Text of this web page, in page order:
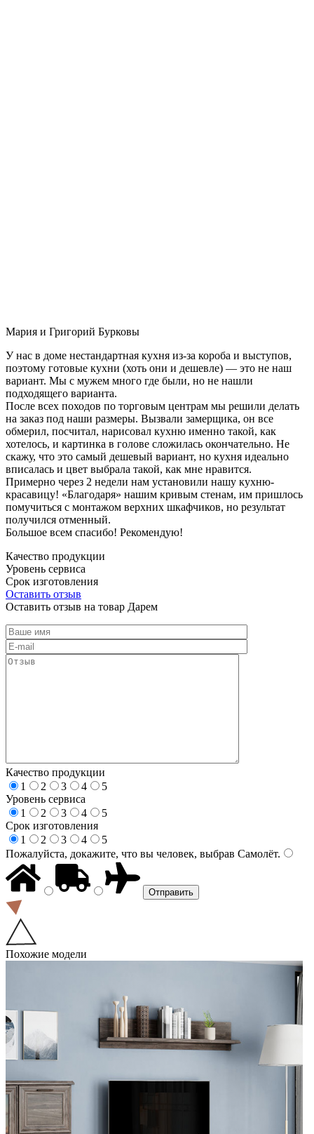
Мария и Григорий Бурковы
У нас в доме нестандартная кухня из-за короба и выступов,
поэтому готовые кухни (хоть они и дешевле) — это не наш
вариант. Мы с мужем много где были, но не нашли
подходящего варианта.
После всех походов по торговым центрам мы решили делать
на заказ под наши размеры. Вызвали замерщика, он все
обмерил, посчитал, нарисовал кухню именно такой, как
хотелось, и картинка в голове сложилась окончательно. Не
скажу, что это самый дешевый вариант, но кухня идеально
вписалась и цвет выбрала такой, как мне нравится.
Примерно через 2 недели нам установили нашу кухню-
красавицу! «Благодаря» нашим кривым стенам, им пришлось
помучиться с монтажом верхних шкафчиков, но результат
получился отменный.
Большое всем спасибо! Рекомендую!
Качество продукции
Уровень сервиса
Срок изготовления
Оставить отзыв
Оставить отзыв на товар Дарем
Качество продукции
1
2 3 4
5
Уровень сервиса
1
2 3 4
5
Срок изготовления
1
2 3 4
5
Пожалуйста, докажите, что вы человек, выбрав Самолёт.
Похожие модели